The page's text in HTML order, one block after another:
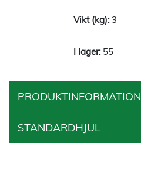
3
55
PRODUKTINFORMATION
STANDARDHJUL